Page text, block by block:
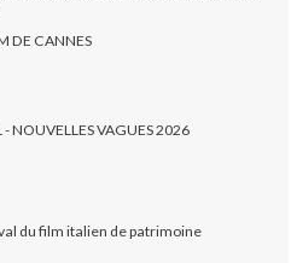
DE CANNES
- NOUVELLES VAGUES 2026
du film italien de patrimoine